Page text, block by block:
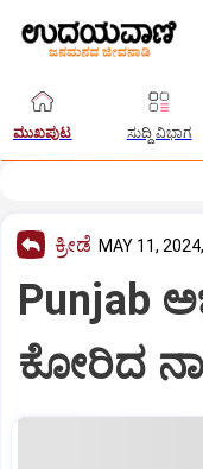
ಮುಖಪುಟ ಸುದ್ದಿ ವಿಭಾಗ
ಕ್ರೀಡೆ MAY 11,
Punjab
ಕೋರಿದ